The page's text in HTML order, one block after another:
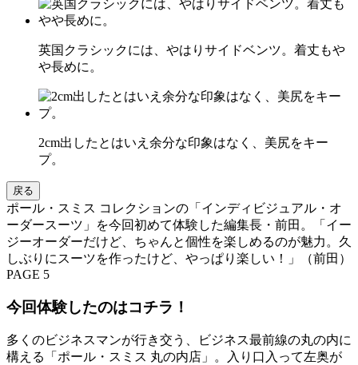
英国クラシックには、やはりサイドベンツ。着丈もや
や長めに。
2cm出したとはいえ余分な印象はなく、美尻をキー
プ。
戻る
ポール・スミス コレクションの「インディビジュアル・オ
ーダースーツ」を今回初めて体験した編集長・前田。「イー
ジーオーダーだけど、ちゃんと個性を楽しめるのが魅力。久
しぶりにスーツを作ったけど、やっぱり楽しい！」（前田）
PAGE 5
今回体験したのはコチラ！
多くのビジネスマンが行き交う、ビジネス最前線の丸の内に
構える「ポール・スミス 丸の内店」。入り口入って左奥が